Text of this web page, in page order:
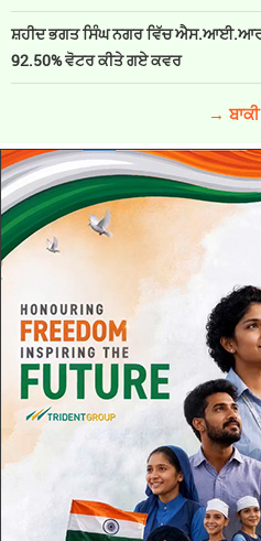
ਸ਼ਹੀਦ ਭਗਤ ਸਿੰਘ ਨਗਰ ਵਿੱਚ
92.50% ਵੋਟਰ ਕੀਤੇ ਗਏ ਕਵਰ
→